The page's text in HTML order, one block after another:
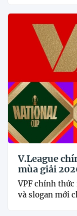
V.League
mùa giải
VPF chính
và slogan mới